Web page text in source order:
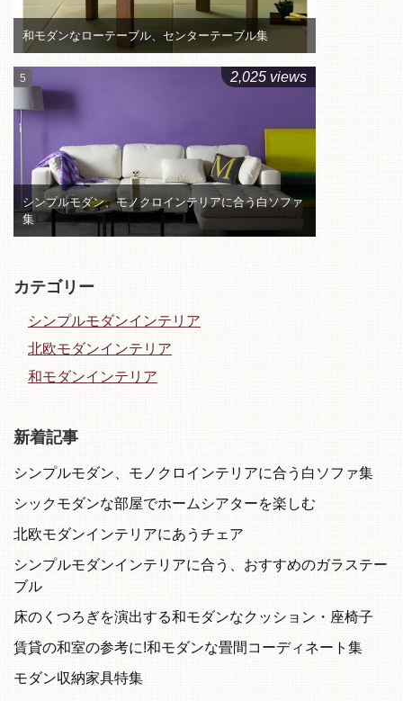
和モダンなローテーブル、センターテーブル集
シンプルモダン、モノクロインテリアに合う白ソファ
集
2,025 views
カテゴリー
シンプルモダンインテリア
北欧モダンインテリア
和モダンインテリア
新着記事
シンプルモダン、モノクロインテリアに合う白ソファ集
シックモダンな部屋でホームシアターを楽しむ
北欧モダンインテリアにあうチェア
シンプルモダンインテリアに合う、おすすめのガラステー
ブル
床のくつろぎを演出する和モダンなクッション・座椅子
賃貸の和室の参考に!和モダンな畳間コーディネート集
モダン収納家具特集